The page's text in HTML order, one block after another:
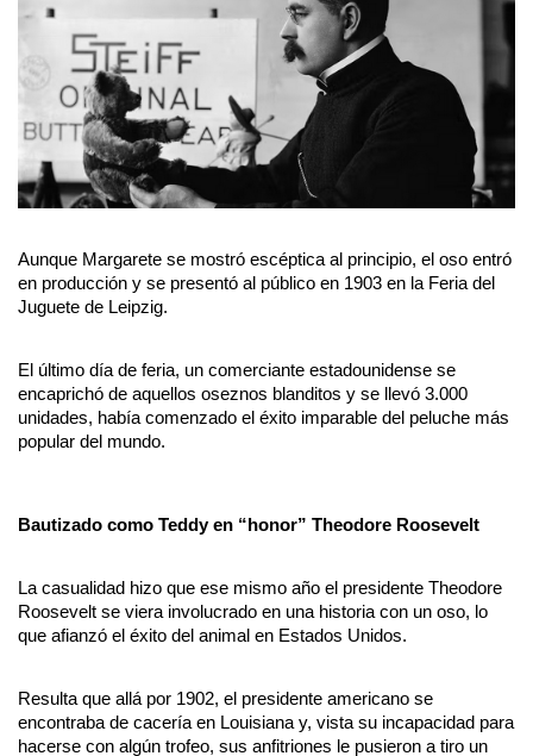
Aunque Margarete se mostró escéptica al principio, el oso entró
en producción y se presentó al público en 1903 en la Feria del
Juguete de Leipzig.
El último día de feria, un comerciante estadounidense se
encaprichó de aquellos oseznos blanditos y se llevó 3.000
unidades, había comenzado el éxito imparable del peluche más
popular del mundo.
Bautizado como Teddy en “honor” Theodore Roosevelt
La casualidad hizo que ese mismo año el presidente Theodore
Roosevelt se viera involucrado en una historia con un oso, lo
que afianzó el éxito del animal en Estados Unidos.
Resulta que allá por 1902, el presidente americano se
encontraba de cacería en Louisiana y, vista su incapacidad para
hacerse con algún trofeo, sus anfitriones le pusieron a tiro un